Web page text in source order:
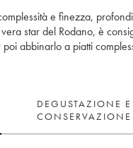
e finezza,
star del Rodano, è
abbinarlo a piatti
DEGUSTAZIONE E
CONSERVAZIONE